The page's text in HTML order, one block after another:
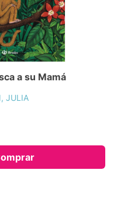
a su Mamá
JULIA